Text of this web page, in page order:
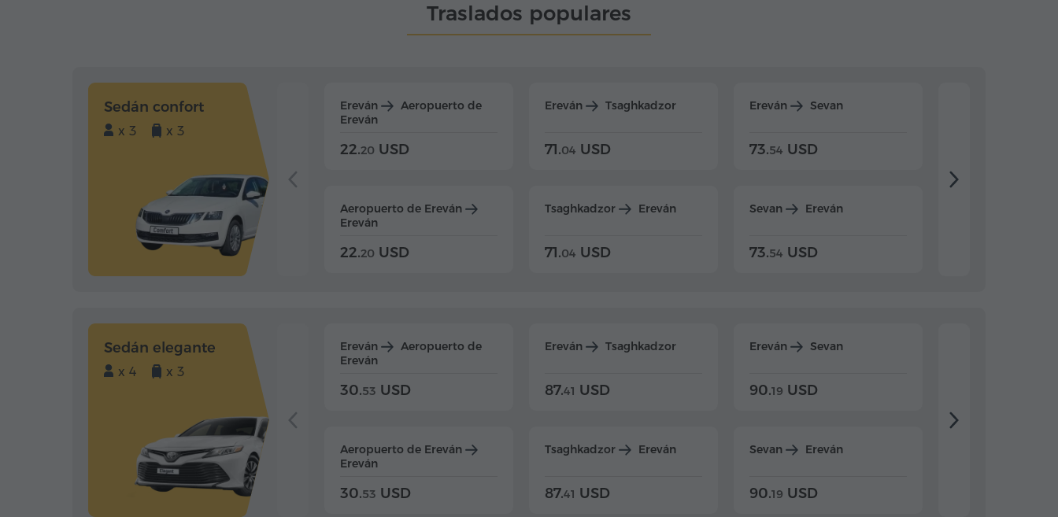
Traslados populares
Sedán confort
x 3 x 3
Ereván
Aeropuerto de
Ereván
22.20 USD
Aeropuerto de Ereván
Ereván
22.20 USD
Ereván Tsaghkadzor
71.04 USD
Tsaghkadzor Ereván
71.04 USD
Ereván Sevan
73.54 USD
Sevan Ereván
73.54 USD
Sedán elegante
x 4 x 3
Ereván
Aeropuerto de
Ereván
30.53 USD
Aeropuerto de Ereván
Ereván
30.53 USD
Ereván Tsaghkadzor
87.41 USD
Tsaghkadzor Ereván
87.41 USD
Ereván Sevan
90.19 USD
Sevan Ereván
90.19 USD